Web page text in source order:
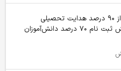
صدور بیش از ۹۰ درصد هدایت تحصیلی
نهمی‌ها/ پیش ثبت نام ۷۰ درصد دانش‌آموزان